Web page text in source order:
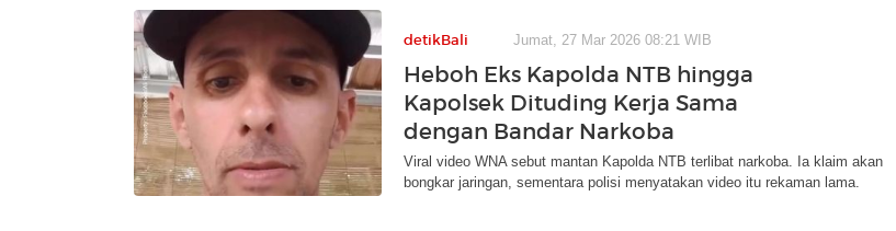
detikBali Jumat, 27 Mar 2026 08:21 WIB
Heboh Eks Kapolda NTB hingga
Kapolsek Dituding Kerja Sama
dengan Bandar Narkoba
Viral video WNA sebut mantan Kapolda NTB terlibat narkoba. Ia klaim akan
bongkar jaringan, sementara polisi menyatakan video itu rekaman lama.